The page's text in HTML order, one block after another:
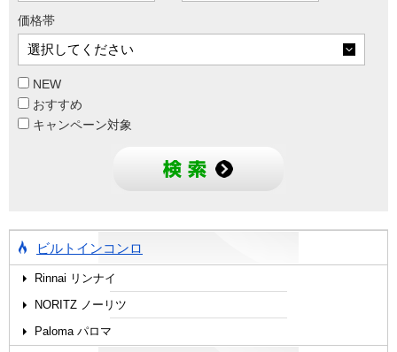
価格帯
NEW
おすすめ
キャンペーン対象
ビルトインコンロ
Rinnai リンナイ
NORITZ ノーリツ
Paloma パロマ